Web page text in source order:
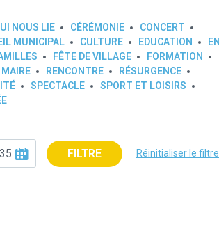
NOUS LIE CÉRÉMONIE
CONCERT
MUNICIPAL CULTURE EDUCATION
FÊTE DE VILLAGE FORMATION
MAIRE RENCONTRE
RÉSURGENCE
SPECTACLE
SPORT ET LOISIRS
FILTRE Réinitialiser le filtre